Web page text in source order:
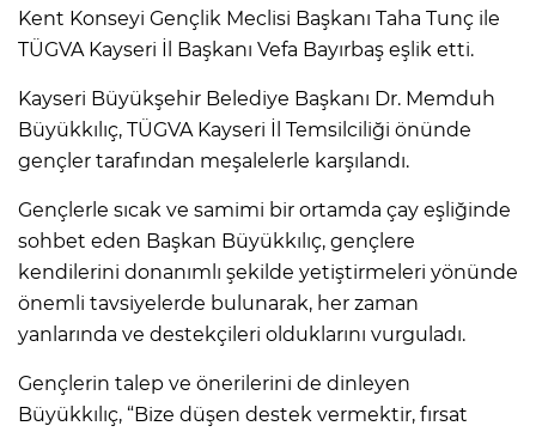
Kent Konseyi Gençlik Meclisi Başkanı Taha Tunç ile
TÜGVA Kayseri İl Başkanı Vefa Bayırbaş eşlik etti.
Kayseri Büyükşehir Belediye Başkanı Dr. Memduh
Büyükkılıç, TÜGVA Kayseri İl Temsilciliği önünde
gençler tarafından meşalelerle karşılandı.
Gençlerle sıcak ve samimi bir ortamda çay eşliğinde
sohbet eden Başkan Büyükkılıç, gençlere
kendilerini donanımlı şekilde yetiştirmeleri yönünde
önemli tavsiyelerde bulunarak, her zaman
yanlarında ve destekçileri olduklarını vurguladı.
Gençlerin talep ve önerilerini de dinleyen
Büyükkılıç, “Bize düşen destek vermektir, fırsat